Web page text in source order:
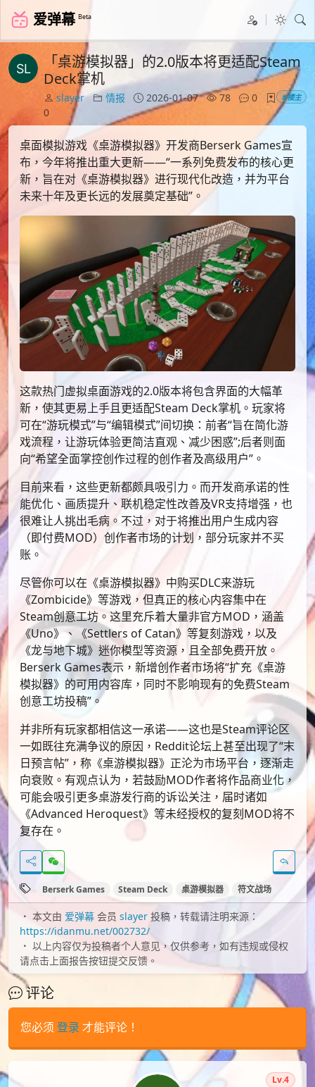
爱弹幕 Beta
「桌游模拟器」的2.0版本将更适配Steam
Deck掌机
slayer 情报 2026-01-07 78
0
0
#楼主
桌面模拟游戏《桌游模拟器》开发商Berserk Games宣
布，今年将推出重大更新——“一系列免费发布的核心更
新，旨在对《桌游模拟器》进行现代化改造，并为平台
未来十年及更长远的发展奠定基础”。
这款热门虚拟桌面游戏的2.0版本将包含界面的大幅革
新，使其更易上手且更适配Steam Deck掌机。玩家将
可在“游玩模式”与“编辑模式”间切换：前者“旨在简化游
戏流程，让游玩体验更简洁直观、减少困惑”;后者则面
向“希望全面掌控创作过程的创作者及高级用户”。
目前来看，这些更新都颇具吸引力。而开发商承诺的性
能优化、画质提升、联机稳定性改善及VR支持增强，也
很难让人挑出毛病。不过，对于将推出用户生成内容
（即付费MOD）创作者市场的计划，部分玩家并不买
账。
尽管你可以在《桌游模拟器》中购买DLC来游玩
《Zombicide》等游戏，但真正的核心内容集中在
Steam创意工坊。这里充斥着大量非官方MOD，涵盖
《Uno》、《Settlers of Catan》等复刻游戏，以及
《龙与地下城》迷你模型等资源，且全部免费开放。
Berserk Games表示，新增创作者市场将“扩充《桌游
模拟器》的可用内容库，同时不影响现有的免费Steam
创意工坊投稿”。
并非所有玩家都相信这一承诺——这也是Steam评论区
一如既往充满争议的原因，Reddit论坛上甚至出现了“末
日预言帖”，称《桌游模拟器》正沦为市场平台，逐渐走
向衰败。有观点认为，若鼓励MOD作者将作品商业化，
可能会吸引更多桌游发行商的诉讼关注，届时诸如
《Advanced Heroquest》等未经授权的复刻MOD将不
复存在。
Berserk Games Steam Deck 桌游模拟器 符文战场
本文由 爱弹幕 会员 slayer 投稿，转载请注明来源：
https://idanmu.net/002732/
以上内容仅为投稿者个人意见，仅供参考，如有违规或侵权
请点击上面报告按钮提交反馈。
评论
您必须 登录 才能评论！
Lv.4